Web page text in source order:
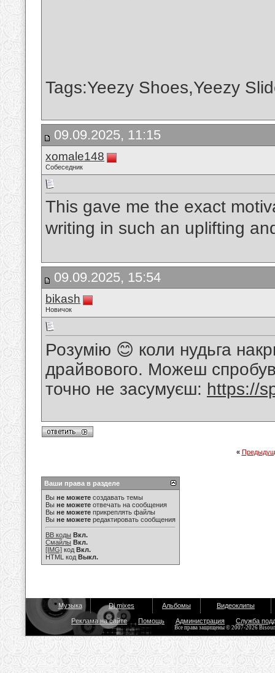
Tags:Yeezy Shoes,Yeezy
09.09.2025, 11:15
xomale148
Собеседник
This gave me the exact
writing in such an uplifting
09.09.2025, 15:54
bikash
Новичок
Розумію 😊 коли нудьга
драйвового. Можеш
точно не засумуєш: https://
«
Ваши права в разделе
Вы не можете создавать темы
Вы не можете отвечать на сообщения
Вы не можете прикреплять файлы
Вы не можете редактировать сообщения
BB коды Вкл.
Смайлы Вкл.
[IMG] код Вкл.
HTML код Выкл.
Музыка Dj mixes Альбомы Видеоклипы
Реклама на сайте Помощь Администрация Служба
Все права защищены © 2007-2026